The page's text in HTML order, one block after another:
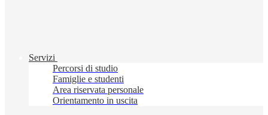
Servizi
Percorsi di studio
Famiglie e studenti
Area riservata personale
Orientamento in uscita